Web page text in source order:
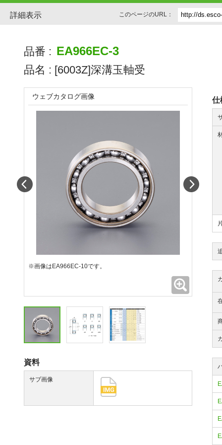
詳細表示 このページのURL：
品番 : EA966EC-3
品名 : [6003Z]深溝玉軸受
仕
ウェブカタログ画像
※画像はEA966EC-10です。
資料
サブ画像